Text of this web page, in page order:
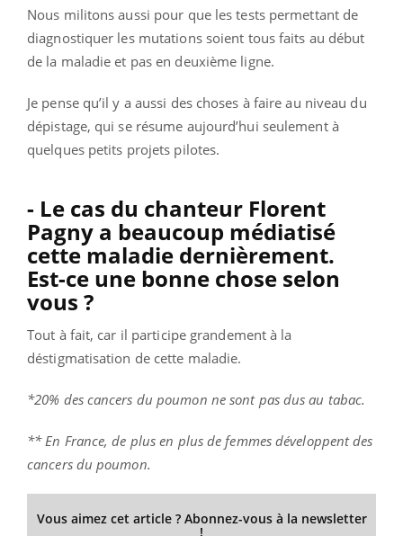
Nous militons aussi pour que les tests permettant de
diagnostiquer les mutations soient tous faits au début
de la maladie et pas en deuxième ligne.
Je pense qu’il y a aussi des choses à faire au niveau du
dépistage, qui se résume aujourd’hui seulement à
quelques petits projets pilotes.
- Le cas du chanteur Florent
Pagny a beaucoup médiatisé
cette maladie dernièrement.
Est-ce une bonne chose selon
vous ?
Tout à fait, car il participe grandement à la
déstigmatisation de cette maladie.
*20% des cancers du poumon ne sont pas dus au tabac.
** En France, de plus en plus de femmes développent des
cancers du poumon.
Vous aimez cet article ? Abonnez-vous à la newsletter
!